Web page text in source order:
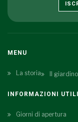
MENU
La storia Il giardino
INFORMAZIONI UTILI
Giorni di apertura